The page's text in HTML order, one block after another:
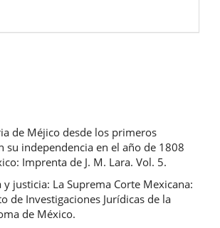
de Méjico desde los primeros
independencia en el año de 1808
Imprenta de J. M. Lara. Vol. 5.
justicia: La Suprema Corte Mexicana:
de Investigaciones Jurídicas de la
de México.